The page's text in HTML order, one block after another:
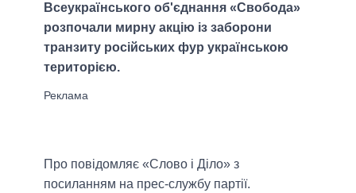
Всеукраїнського об'єднання «Свобода»
розпочали мирну акцію із заборони
транзиту російських фур українською
територією.
Про повідомляє «Слово і Діло» з
посиланням на прес-службу партії.